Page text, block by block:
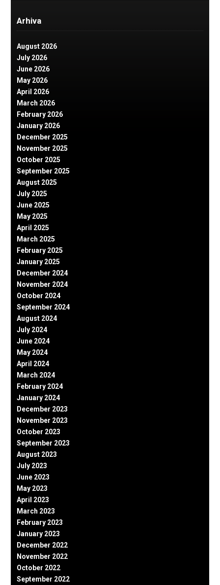
Arhiva
August 2026
July 2026
June 2026
May 2026
April 2026
March 2026
February 2026
January 2026
December 2025
November 2025
October 2025
September 2025
August 2025
July 2025
June 2025
May 2025
April 2025
March 2025
February 2025
January 2025
December 2024
November 2024
October 2024
September 2024
August 2024
July 2024
June 2024
May 2024
April 2024
March 2024
February 2024
January 2024
December 2023
November 2023
October 2023
September 2023
August 2023
July 2023
June 2023
May 2023
April 2023
March 2023
February 2023
January 2023
December 2022
November 2022
October 2022
September 2022